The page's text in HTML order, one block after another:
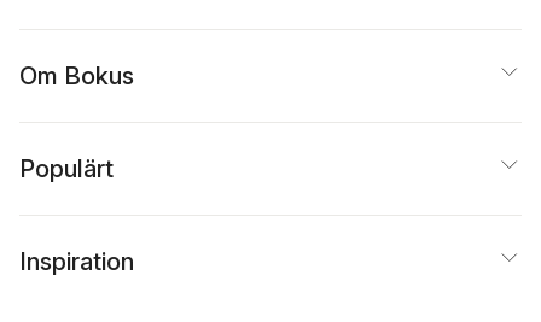
Om Bokus
Populärt
Inspiration